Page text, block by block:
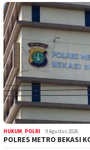
HUKUM POLRI 9 Agustus 2026
POLRES METRO BEKASI